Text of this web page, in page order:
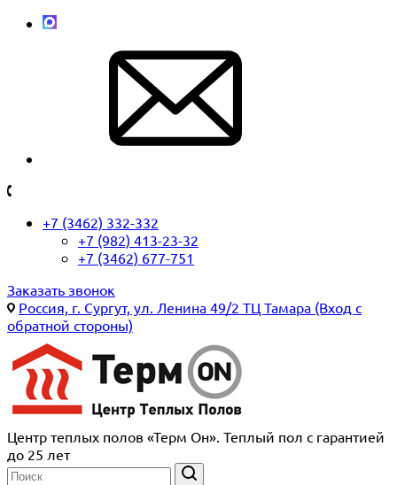
+7 (3462) 332-332
+7 (982) 413-23-32
+7 (3462) 677-751
Заказать звонок
Россия, г. Сургут, ул. Ленина 49/2 ТЦ Тамара (Вход с
обратной стороны)
Центр теплых полов «Терм Он». Теплый пол с гарантией
до 25 лет